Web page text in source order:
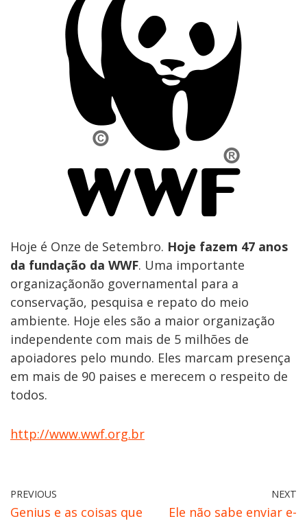
Hoje é Onze de Setembro. Hoje fazem 47 anos
da fundação da WWF. Uma importante
organizaçãonão governamental para a
conservação, pesquisa e repato do meio
ambiente. Hoje eles são a maior organização
independente com mais de 5 milhões de
apoiadores pelo mundo. Eles marcam presença
em mais de 90 paises e merecem o respeito de
todos.
http://www.wwf.org.br
PREVIOUS
Genius e as coisas que
NEXT
Ele não sabe enviar e-